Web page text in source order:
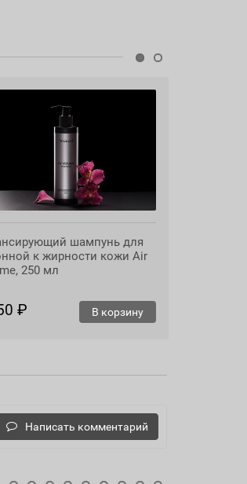
на безвредные
шампунь для
к жирности кожи Air
250 мл
₽ В корзину
Написать комментарий